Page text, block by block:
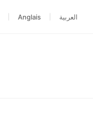
Anglais العربية